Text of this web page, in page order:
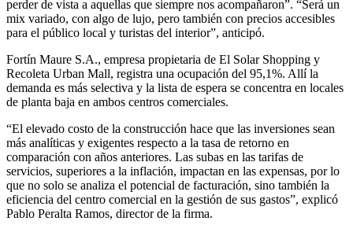
perder de vista a aquellas que siempre nos acompañaron”. “Será un
mix variado, con algo de lujo, pero también con precios accesibles
para el público local y turistas del interior”, anticipó.
Fortín Maure S.A., empresa propietaria de El Solar Shopping y
Recoleta Urban Mall, registra una ocupación del 95,1%. Allí la
demanda es más selectiva y la lista de espera se concentra en locales
de planta baja en ambos centros comerciales.
“El elevado costo de la construcción hace que las inversiones sean
más analíticas y exigentes respecto a la tasa de retorno en
comparación con años anteriores. Las subas en las tarifas de
servicios, superiores a la inflación, impactan en las expensas, por lo
que no solo se analiza el potencial de facturación, sino también la
eficiencia del centro comercial en la gestión de sus gastos”, explicó
Pablo Peralta Ramos, director de la firma.